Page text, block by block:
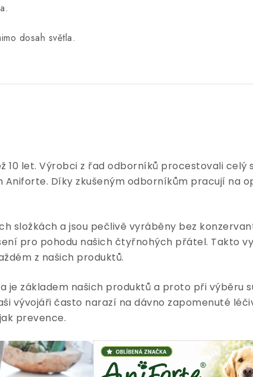
dosah světla.
10 let. Výrobci z řad odborníků procestovali
Díky zkušeným odborníkům pracují na
složkách a jsou pečlivě vyráběny bez
pro pohodu našich čtyřnohých přátel. Takto
z našich produktů.
základem našich produktů a proto při výběru
vývojáři často narazí na dávno zapomenuté
prevence.